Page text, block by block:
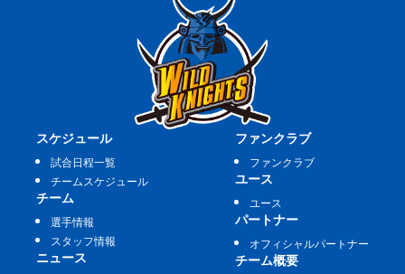
スケジュール
試合日程一覧
チームスケジュール
チーム
選手情報
スタッフ情報
ニュース
ファンクラブ
ファンクラブ
ユース
ユース
パートナー
オフィシャルパートナー
チーム概要